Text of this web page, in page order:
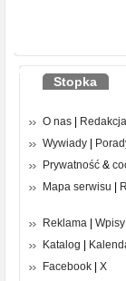
Stopka
O nas
Redakcja
Wywiady
Prywatność &
Mapa serwisu
Reklama
Katalog
Facebook
X